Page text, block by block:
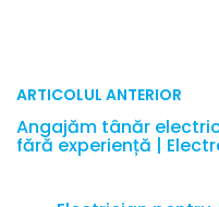
ARTICOLUL ANTERIOR
Angajăm tânăr
fără experiență |